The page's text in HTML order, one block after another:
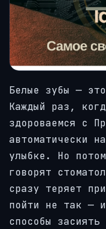
Белые зубы —
Каждый раз,
здороваемся с
автоматически
улыбке. Но
говорят
сразу теряет
пойти не так —
способы